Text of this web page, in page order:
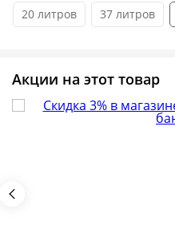
20 литров 37 литров
Акции на этот товар